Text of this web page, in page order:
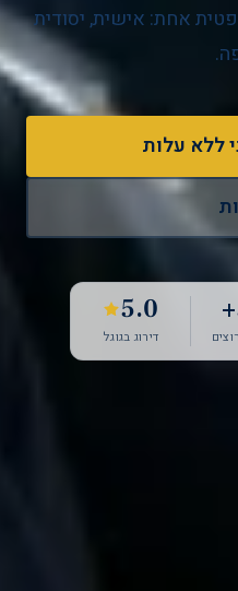
אחת: אישית, יסודית
ללא עלות
5.0
דירוג בגוגל